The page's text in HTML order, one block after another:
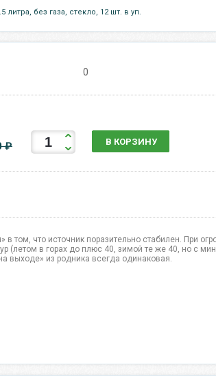
литра, без газа, стекло, 12 шт. в уп.
0
₽ В КОРЗИНУ
в том, что источник поразительно стабилен. При
(летом в горах до плюс 40, зимой те же 40, но с
выходе» из родника всегда одинаковая.